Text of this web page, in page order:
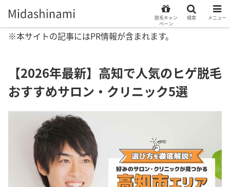
※本サイトの記事にはPR情報が含まれます。
【2026年最新】高知で人気のヒゲ脱毛
おすすめサロン・クリニック5選
脱毛キャン
ペーン
検索 メニュー